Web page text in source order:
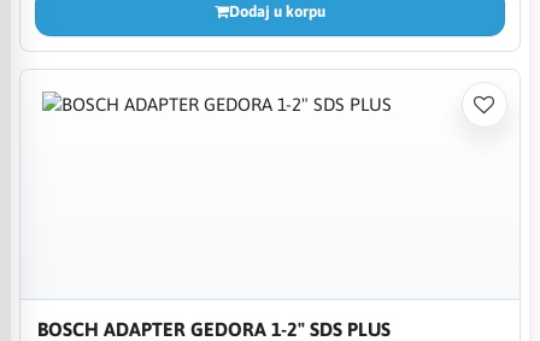
Dodaj u korpu
BOSCH ADAPTER GEDORA 1-2" SDS PLUS